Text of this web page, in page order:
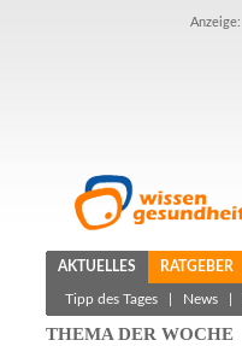
Anzeige:
AKTUELLES RATGEBER
Tipp des Tages News
THEMA DER WOCHE